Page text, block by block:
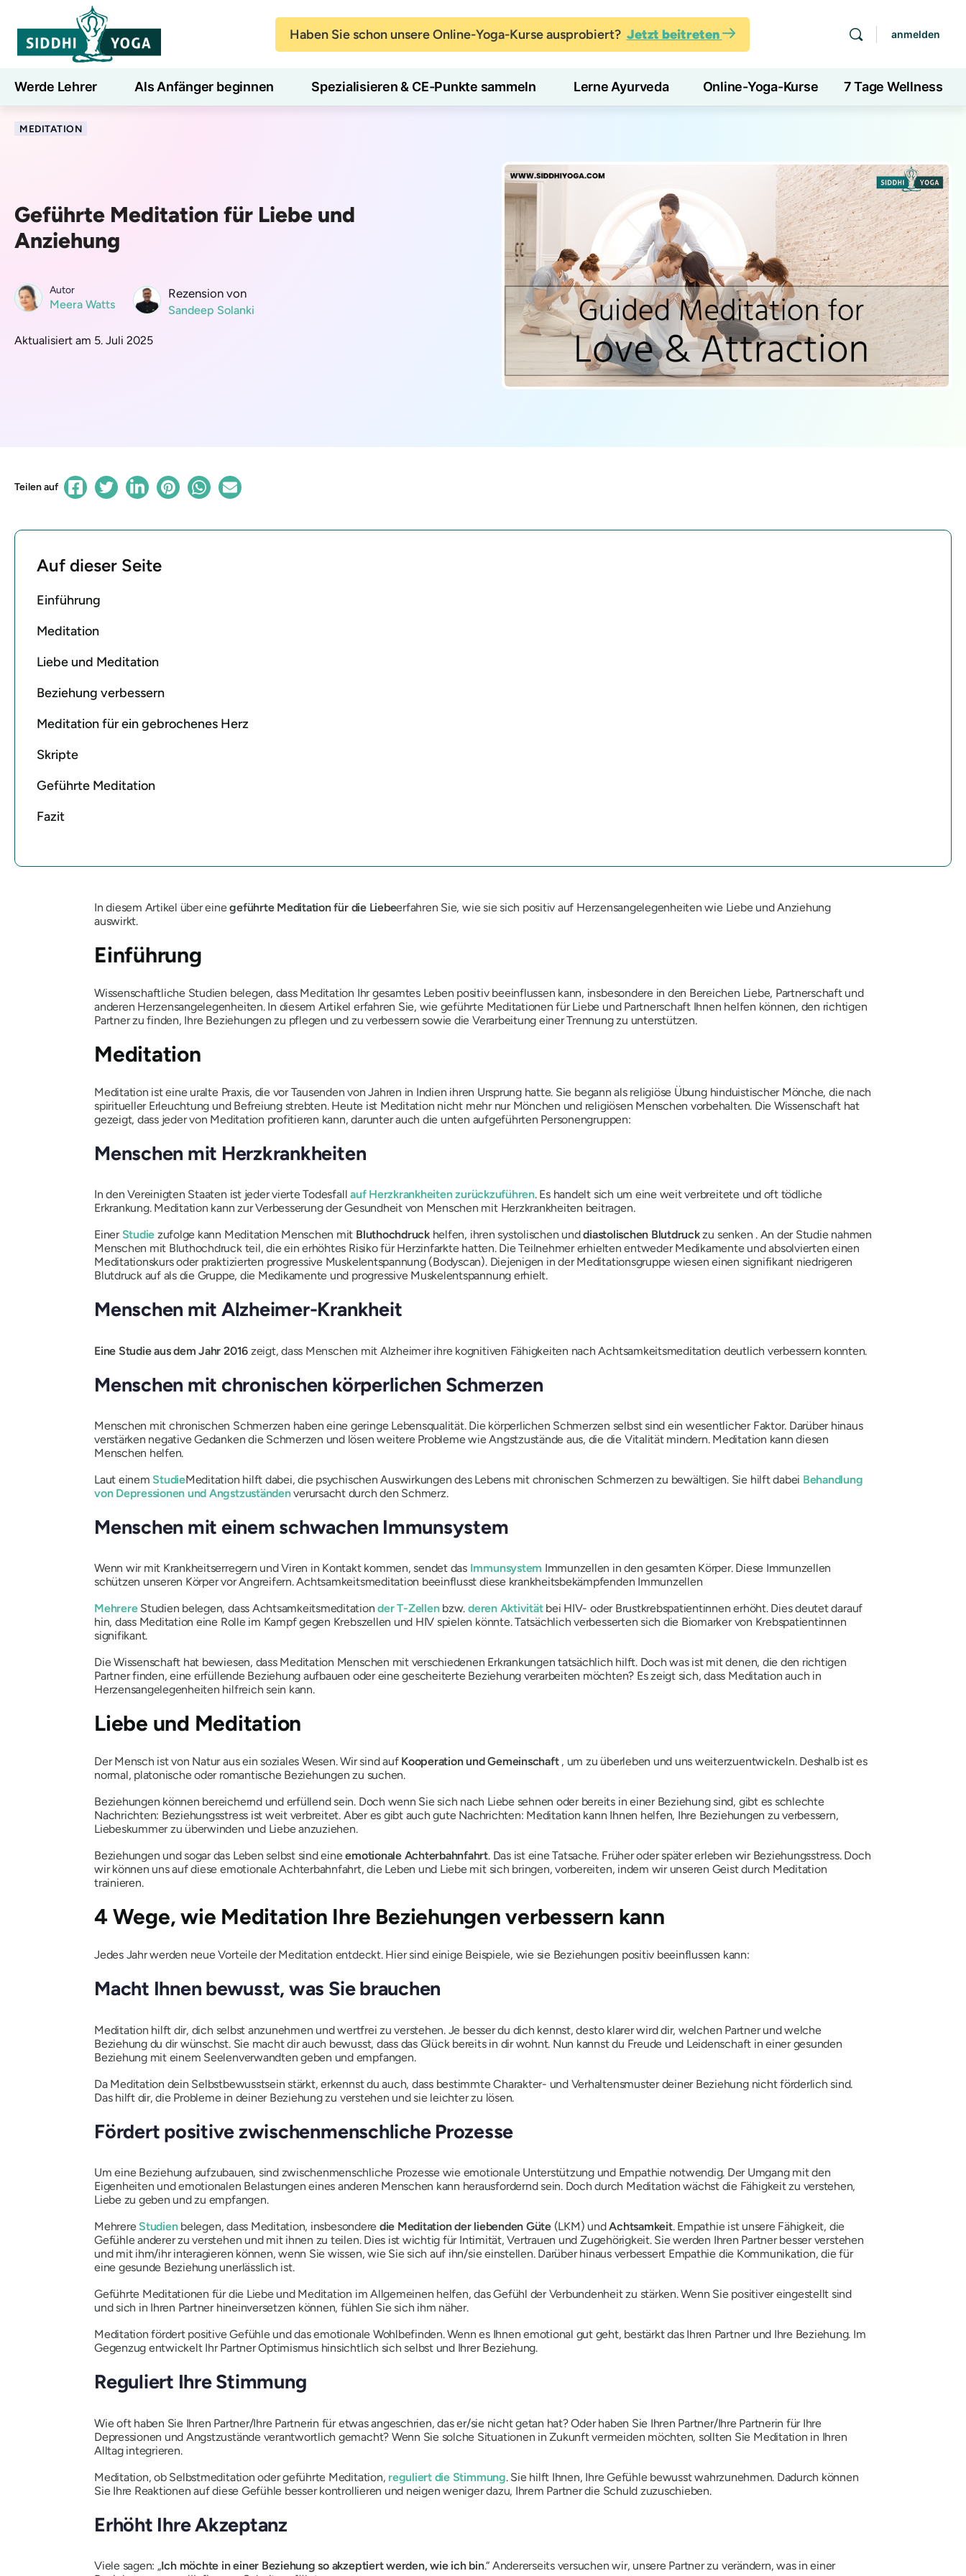
Haben Sie schon unsere Online-Yoga-Kurse ausprobiert? Jetzt beitreten anmelden
Werde Lehrer Als Anfänger beginnen Spezialisieren & CE-Punkte sammeln Lerne Ayurveda Online-Yoga-Kurse 7 Tage Wellness
Blog Lernen
MEDITATION
Geführte Meditation für Liebe und
Anziehung
Autor
Meera Watts
Rezension von
Sandeep Solanki
Aktualisiert am 5. Juli 2025
Teilen auf
Auf dieser Seite
Einführung
Meditation
Liebe und Meditation
Beziehung verbessern
Meditation für ein gebrochenes Herz
Skripte
Geführte Meditation
Fazit
In diesem Artikel über einegeführte Meditation für die Liebeerfahren Sie, wie sie sich positiv auf Herzensangelegenheiten wie Liebe und Anziehung
auswirkt.
Einführung
Wissenschaftliche Studien belegen, dass Meditation Ihr gesamtes Leben positiv beeinflussen kann, insbesondere in den Bereichen Liebe, Partnerschaft und
anderen Herzensangelegenheiten. In diesem Artikel erfahren Sie, wie geführte Meditationen für Liebe und Partnerschaft Ihnen helfen können, den richtigen
Partner zu finden, Ihre Beziehungen zu pflegen und zu verbessern sowie die Verarbeitung einer Trennung zu unterstützen.
Meditation
Meditation ist eine uralte Praxis, die vor Tausenden von Jahren in Indien ihren Ursprung hatte. Sie begann als religiöse Übung hinduistischer Mönche, die nach
spiritueller Erleuchtung und Befreiung strebten. Heute ist Meditation nicht mehr nur Mönchen und religiösen Menschen vorbehalten. Die Wissenschaft hat
gezeigt, dass jeder von Meditation profitieren kann, darunter auch die unten aufgeführten Personengruppen:
Menschen mit Herzkrankheiten
In den Vereinigten Staaten ist jeder vierte Todesfallauf Herzkrankheiten zurückzuführen. Es handelt sich um eine weit verbreitete und oft tödliche
Erkrankung. Meditation kann zur Verbesserung der Gesundheit von Menschen mit Herzkrankheiten beitragen.
Einer Studie zufolge kann Meditation Menschen mit Bluthochdruckhelfen, ihren systolischen unddiastolischen Blutdruckzu senken . An der Studie nahmen
Menschen mit Bluthochdruck teil, die ein erhöhtes Risiko für Herzinfarkte hatten. Die Teilnehmer erhielten entweder Medikamente und absolvierten einen
Meditationskurs oder praktizierten progressive Muskelentspannung (Bodyscan). Diejenigen in der Meditationsgruppe wiesen einen signifikant niedrigeren
Blutdruck auf als die Gruppe, die Medikamente und progressive Muskelentspannung erhielt.
Menschen mit Alzheimer-Krankheit
Eine Studie aus dem Jahr 2016 zeigt, dass Menschen mit Alzheimer ihre kognitiven Fähigkeiten nach Achtsamkeitsmeditation deutlich verbessern konnten.
Menschen mit chronischen körperlichen Schmerzen
Menschen mit chronischen Schmerzen haben eine geringe Lebensqualität. Die körperlichen Schmerzen selbst sind ein wesentlicher Faktor. Darüber hinaus
verstärken negative Gedanken die Schmerzen und lösen weitere Probleme wie Angstzustände aus, die die Vitalität mindern. Meditation kann diesen
Menschen helfen.
Laut einem StudieMeditation hilft dabei, die psychischen Auswirkungen des Lebens mit chronischen Schmerzen zu bewältigen. Sie hilft dabei Behandlung
von Depressionen und Angstzuständenverursacht durch den Schmerz.
Menschen mit einem schwachen Immunsystem
Wenn wir mit Krankheitserregern und Viren in Kontakt kommen, sendet das Immunsystem Immunzellen in den gesamten Körper. Diese Immunzellen
schützen unseren Körper vor Angreifern. Achtsamkeitsmeditation beeinflusst diese krankheitsbekämpfenden Immunzellen
MehrereStudien belegen, dass Achtsamkeitsmeditationder T-Zellenbzw. derenAktivitätbei HIV- oder Brustkrebspatientinnen erhöht. Dies deutet darauf
hin, dass Meditation eine Rolle im Kampf gegen Krebszellen und HIV spielen könnte. Tatsächlich verbesserten sich die Biomarker von Krebspatientinnen
signifikant.
Die Wissenschaft hat bewiesen, dass Meditation Menschen mit verschiedenen Erkrankungen tatsächlich hilft. Doch was ist mit denen, die den richtigen
Partner finden, eine erfüllende Beziehung aufbauen oder eine gescheiterte Beziehung verarbeiten möchten? Es zeigt sich, dass Meditation auch in
Herzensangelegenheiten hilfreich sein kann.
Liebe und Meditation
Der Mensch ist von Natur aus ein soziales Wesen. Wir sind auf Kooperation und Gemeinschaft, um zu überleben und uns weiterzuentwickeln. Deshalb ist es
normal, platonische oder romantische Beziehungen zu suchen.
Beziehungen können bereichernd und erfüllend sein. Doch wenn Sie sich nach Liebe sehnen oder bereits in einer Beziehung sind, gibt es schlechte
Nachrichten: Beziehungsstress ist weit verbreitet. Aber es gibt auch gute Nachrichten: Meditation kann Ihnen helfen, Ihre Beziehungen zu verbessern,
Liebeskummer zu überwinden und Liebe anzuziehen.
Beziehungen und sogar das Leben selbst sind eineemotionale Achterbahnfahrt. Das ist eine Tatsache. Früher oder später erleben wir Beziehungsstress. Doch
wir können uns auf diese emotionale Achterbahnfahrt, die Leben und Liebe mit sich bringen, vorbereiten, indem wir unseren Geist durch Meditation
trainieren.
4 Wege, wie Meditation Ihre Beziehungen verbessern kann
Jedes Jahr werden neue Vorteile der Meditation entdeckt. Hier sind einige Beispiele, wie sie Beziehungen positiv beeinflussen kann:
Macht Ihnen bewusst, was Sie brauchen
Meditation hilft dir, dich selbst anzunehmen und wertfrei zu verstehen. Je besser du dich kennst, desto klarer wird dir, welchen Partner und welche
Beziehung du dir wünschst. Sie macht dir auch bewusst, dass das Glück bereits in dir wohnt. Nun kannst du Freude und Leidenschaft in einer gesunden
Beziehung mit einem Seelenverwandten geben und empfangen.
Da Meditation dein Selbstbewusstsein stärkt, erkennst du auch, dass bestimmte Charakter- und Verhaltensmuster deiner Beziehung nicht förderlich sind.
Das hilft dir, die Probleme in deiner Beziehung zu verstehen und sie leichter zu lösen.
Fördert positive zwischenmenschliche Prozesse
Um eine Beziehung aufzubauen, sind zwischenmenschliche Prozesse wie emotionale Unterstützung und Empathie notwendig. Der Umgang mit den
Eigenheiten und emotionalen Belastungen eines anderen Menschen kann herausfordernd sein. Doch durch Meditation wächst die Fähigkeit zu verstehen,
Liebe zu geben und zu empfangen.
Mehrere Studienbelegen, dass Meditation, insbesondere die Meditation der liebenden Güte(LKM) undAchtsamkeit. Empathie ist unsere Fähigkeit, die
Gefühle anderer zu verstehen und mit ihnen zu teilen. Dies ist wichtig für Intimität, Vertrauen und Zugehörigkeit. Sie werden Ihren Partner besser verstehen
und mit ihm/ihr interagieren können, wenn Sie wissen, wie Sie sich auf ihn/sie einstellen. Darüber hinaus verbessert Empathie die Kommunikation, die für
eine gesunde Beziehung unerlässlich ist.
Geführte Meditationen für die Liebe und Meditation im Allgemeinen helfen, das Gefühl der Verbundenheit zu stärken. Wenn Sie positiver eingestellt sind
und sich in Ihren Partner hineinversetzen können, fühlen Sie sich ihm näher.
Meditation fördert positive Gefühle und das emotionale Wohlbefinden. Wenn es Ihnen emotional gut geht, bestärkt das Ihren Partner und Ihre Beziehung. Im
Gegenzug entwickelt Ihr Partner Optimismus hinsichtlich sich selbst und Ihrer Beziehung.
Reguliert Ihre Stimmung
Wie oft haben Sie Ihren Partner/Ihre Partnerin für etwas angeschrien, das er/sie nicht getan hat? Oder haben Sie Ihren Partner/Ihre Partnerin für Ihre
Depressionen und Angstzustände verantwortlich gemacht? Wenn Sie solche Situationen in Zukunft vermeiden möchten, sollten Sie Meditation in Ihren
Alltag integrieren.
Meditation, ob Selbstmeditation oder geführte Meditation, reguliert die Stimmung. Sie hilft Ihnen, Ihre Gefühle bewusst wahrzunehmen. Dadurch können
Sie Ihre Reaktionen auf diese Gefühle besser kontrollieren und neigen weniger dazu, Ihrem Partner die Schuld zuzuschieben.
Erhöht Ihre Akzeptanz
Viele sagen: „Ich möchte in einer Beziehung so akzeptiert werden, wie ich bin.“ Andererseits versuchen wir, unsere Partner zu verändern, was in einer